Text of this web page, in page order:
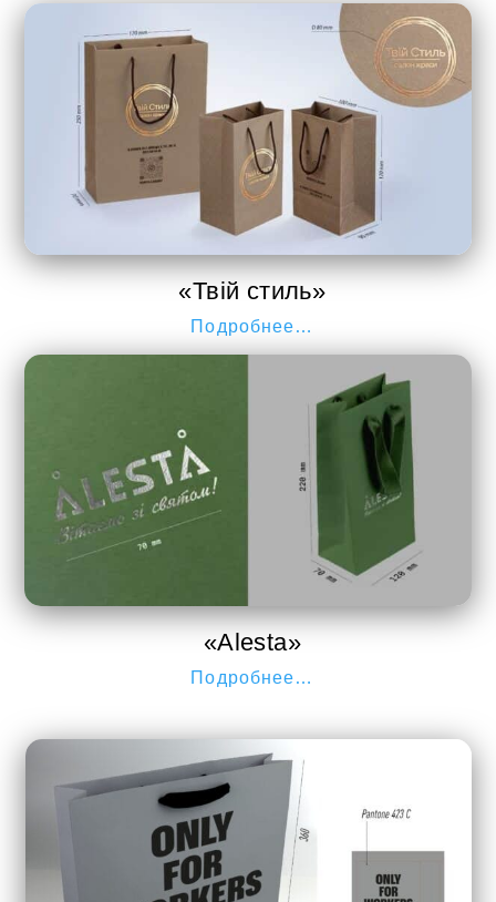
«Твій стиль»
Подробнее…
«Alesta»
Подробнее…